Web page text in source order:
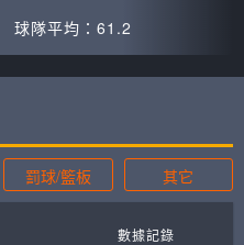
球隊平均： 61.2
罰球/籃板 其它
數據記錄